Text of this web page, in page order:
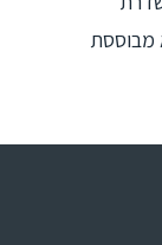
מבוססת